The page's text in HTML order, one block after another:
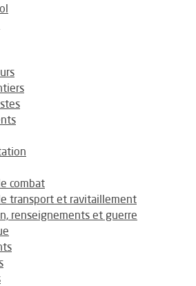
combat
transport et ravitaillement
renseignements et guerre